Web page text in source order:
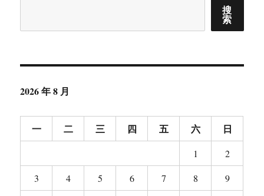
搜
索
2026 年 8 月
一 二 三 四 五 六 日
1
2
3
4 5 6 7 8
9